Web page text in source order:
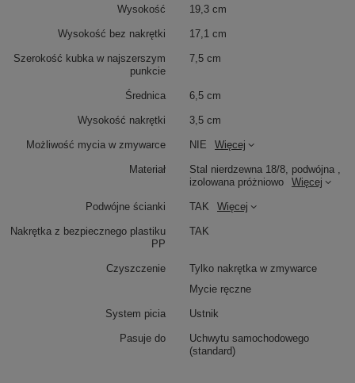
Wysokość 19,3 cm
Wysokość bez nakrętki 17,1 cm
Szerokość kubka w najszerszym
punkcie
7,5 cm
Średnica 6,5 cm
Wysokość nakrętki 3,5 cm
Możliwość mycia w zmywarce NIE Więcej
Materiał
Stal nierdzewna 18/8, podwójna ,
izolowana próżniowo
Więcej
Podwójne ścianki TAK Więcej
Nakrętka z bezpiecznego plastiku
PP
TAK
Czyszczenie
Tylko nakrętka w zmywarce
Mycie ręczne
System picia Ustnik
Pasuje do
Uchwytu samochodowego
(standard)